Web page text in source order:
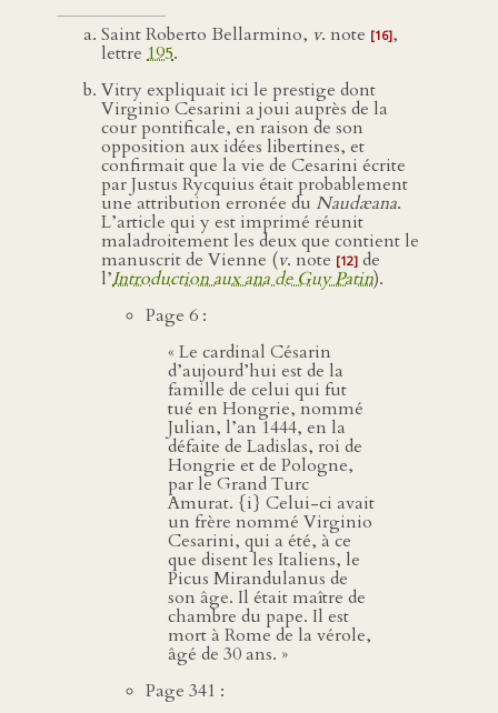
Saint Roberto Bellarmino, v. note [16],
lettre 195.
Vitry expliquait ici le prestige dont
Virginio Cesarini a joui auprès de la
cour pontificale, en raison de son
opposition aux idées libertines, et
confirmait que la vie de Cesarini écrite
par Justus Rycquius était probablement
une attribution erronée du Naudæana.
L’article qui y est imprimé réunit
maladroitement les deux que contient le
manuscrit de Vienne (v. note [12] de
l’Introduction aux ana de Guy Patin).
Page 6 :
« Le cardinal Césarin
d’aujourd’hui est de la
famille de celui qui fut
tué en Hongrie, nommé
Julian, l’an 1444, en la
défaite de Ladislas, roi de
Hongrie et de Pologne,
par le Grand Turc
Amurat. {i} Celui-ci avait
un frère nommé Virginio
Cesarini, qui a été, à ce
que disent les Italiens, le
Picus Mirandulanus de
son âge. Il était maître de
chambre du pape. Il est
mort à Rome de la vérole,
âgé de 30 ans. »
Page 341 :